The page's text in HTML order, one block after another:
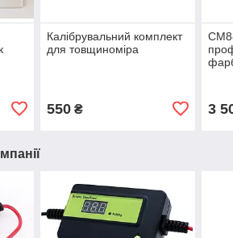
Калібрувальний комплект
для товщиноміра
550₴ 3